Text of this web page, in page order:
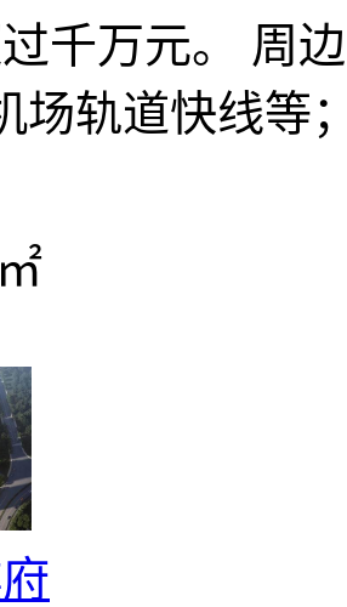
千万元。 周
场轨道快线等